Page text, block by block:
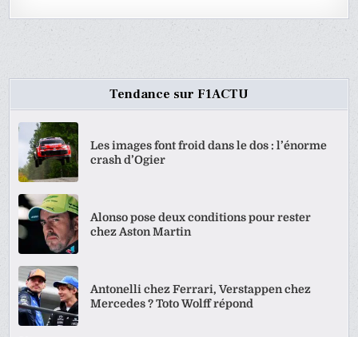
Tendance sur F1ACTU
Les images font froid dans le dos : l’énorme
crash d’Ogier
Alonso pose deux conditions pour rester
chez Aston Martin
Antonelli chez Ferrari, Verstappen chez
Mercedes ? Toto Wolff répond